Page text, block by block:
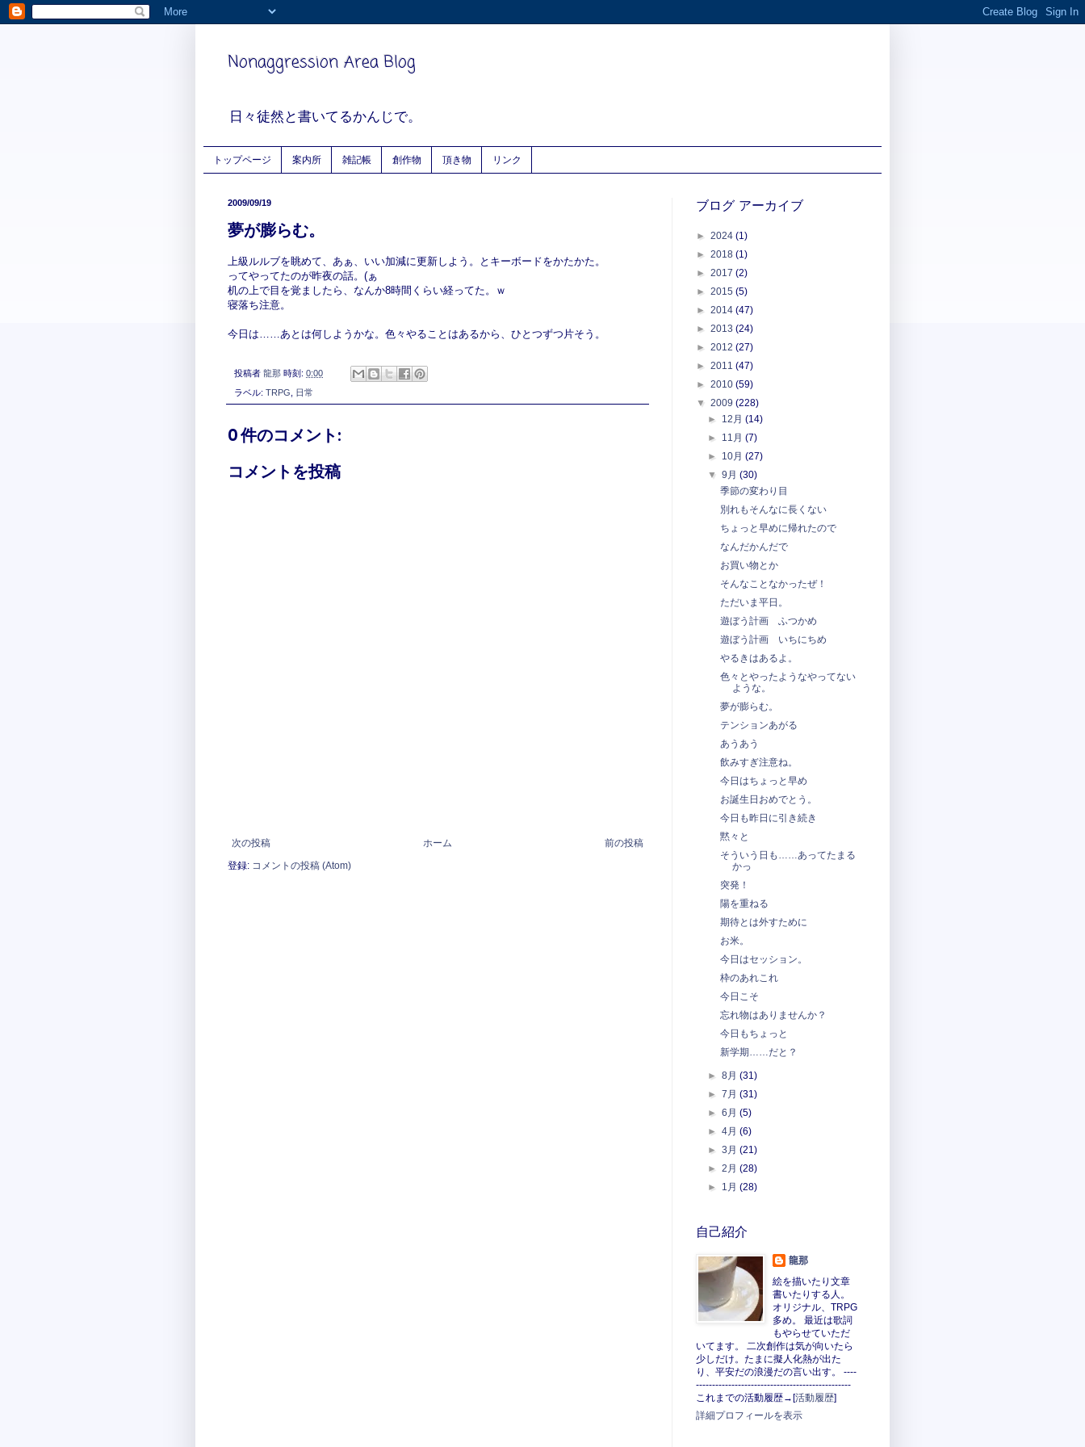
Nonaggression Area Blog
日々徒然と書いてるかんじで。
トップページ 案内所 雑記帳 創作物 頂き物 リンク
2009/09/19
夢が膨らむ。
上級ルルブを眺めて、あぁ、いい加減に更新しよう。とキーボードをかたかた。
ってやってたのが昨夜の話。(ぁ
机の上で目を覚ましたら、なんか8時間くらい経ってた。ｗ
寝落ち注意。
今日は……あとは何しようかな。色々やることはあるから、ひとつずつ片そう。
投稿者 龍那 時刻: 0:00
ラベル: TRPG 日常
0 件のコメント:
コメントを投稿
次の投稿 前の投稿
ホーム
登録: コメントの投稿 (Atom)
ブログ アーカイブ
► 2024 (1)
► 2018 (1)
► 2017 (2)
► 2015 (5)
► 2014 (47)
► 2013 (24)
► 2012 (27)
► 2011 (47)
► 2010 (59)
▼ 2009 (228)
► 12月(14)
► 11月(7)
► 10月(27)
▼9月(30)
季節の変わり目
別れもそんなに長くない
ちょっと早めに帰れたので
なんだかんだで
お買い物とか
そんなことなかったぜ！
ただいま平日。
遊ぼう計画 ふつかめ
遊ぼう計画 いちにちめ
やるきはあるよ。
色々とやったようなやってない
ような。
夢が膨らむ。
テンションあがる
あうあう
飲みすぎ注意ね。
今日はちょっと早め
お誕生日おめでとう。
今日も昨日に引き続き
黙々と
そういう日も……あってたまる
かっ
突発！
陽を重ねる
期待とは外すために
お米。
今日はセッション。
枠のあれこれ
今日こそ
忘れ物はありませんか？
今日もちょっと
新学期……だと？
►8月(31)
►7月(31)
►6月(5)
►4月(6)
►3月(21)
►2月(28)
► 1月(28)
自己紹介
龍那
絵を描いたり文章
書いたりする人。
オリジナル、TRPG
多め。 最近は歌詞
もやらせていただ
いてます。 二次創作は気が向いたら
少しだけ。たまに擬人化熱が出た
り、平安だの浪漫だの言い出す。 ----
------------------------------------------------
これまでの活動履歴→[活動履歴]
詳細プロフィールを表示